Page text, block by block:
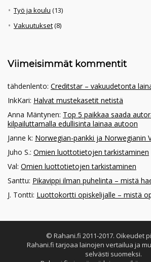
Työ ja koulu (13)
Vakuutukset(8)
Viimeisimmät kommentit
tähdenlento: Creditstar – vakuudetonta
InkKari: Halvat mustekasetit netistä
Anna Mäntynen: Top 5 paikkaa saada
kilpailuttamalla edullisinta lainaa autoon
Janne k: Norwegian-pankki ja Norwegianin
Juho S.: Omien luottotietojen tarkistaminen
Val: Omien luottotietojen tarkistaminen
Santtu: Pikavippi ilman puhelinta – mistä
J. Tontti: Luottokortti opiskelijalle – mistä
© Rahani.fi 2011-2017. Oikeudet
Rahani.fi tarjoaa lainojen vertailua ja
selvästi suomeksi.